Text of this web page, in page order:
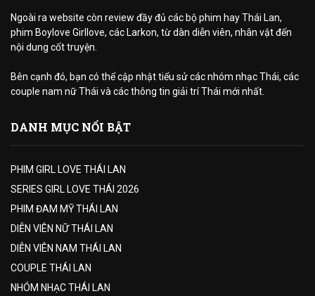
Ngoài ra website còn review đầy đủ các bộ phim hay Thái Lan,
phim Boylove Girllove, các Larkon, từ dàn diễn viên, nhân vật đến
nội dung cốt truyện.
Bên cạnh đó, bạn có thể cập nhật tiểu sử các nhóm nhạc Thái, các
couple nam nữ Thái và các thông tin giải trí Thái mới nhất.
DANH MỤC NỔI BẬT
PHIM GIRL LOVE THÁI LAN
SERIES GIRL LOVE THÁI 2026
PHIM ĐAM MỸ THÁI LAN
DIỄN VIÊN NỮ THÁI LAN
DIỄN VIÊN NAM THÁI LAN
COUPLE THÁI LAN
NHÓM NHẠC THÁI LAN